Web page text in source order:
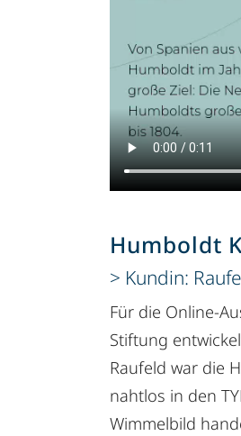
Humboldt
Kundin:
Für die Online-
Stiftung
Raufeld war die
nahtlos in den
Wimmelbild